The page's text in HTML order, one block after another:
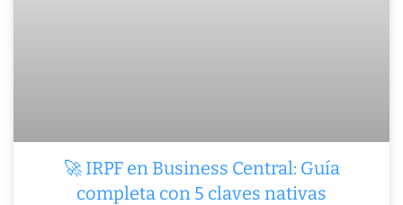
🚀 IRPF en Business Central: Guía
completa con 5 claves nativas